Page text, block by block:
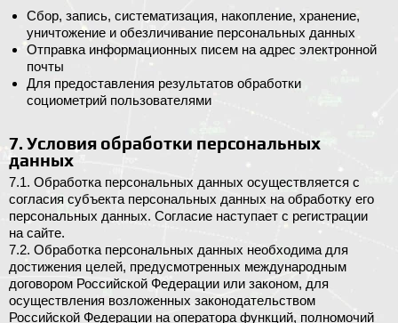
Сбор, запись, систематизация, накопление, хранение,
уничтожение и обезличивание персональных данных
Отправка информационных писем на адрес электронной
почты
Для предоставления результатов обработки
социометрий пользователями
7. Условия обработки персональных
данных
7.1. Обработка персональных данных осуществляется с
согласия субъекта персональных данных на обработку его
персональных данных. Согласие наступает с регистрации
на сайте.
7.2. Обработка персональных данных необходима для
достижения целей, предусмотренных международным
договором Российской Федерации или законом, для
осуществления возложенных законодательством
Российской Федерации на оператора функций, полномочий